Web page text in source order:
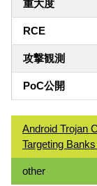
重大度
RCE
攻撃観測
PoC公開
Android Trojan
Targeting
other